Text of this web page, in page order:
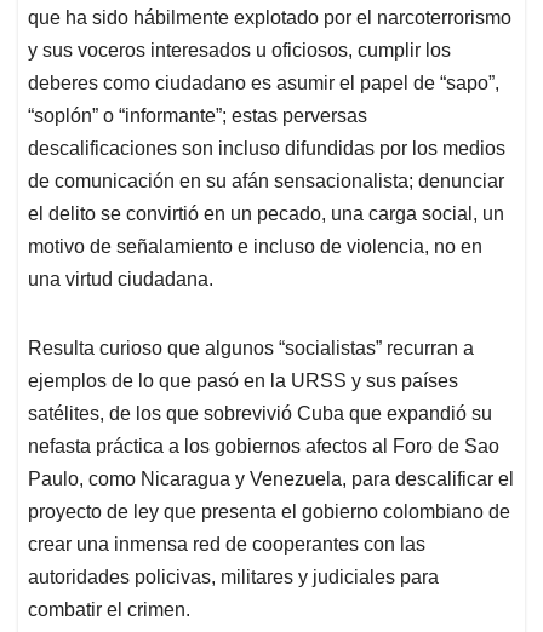
que ha sido hábilmente explotado por el narcoterrorismo
y sus voceros interesados u oficiosos, cumplir los
deberes como ciudadano es asumir el papel de “sapo”,
“soplón” o “informante”; estas perversas
descalificaciones son incluso difundidas por los medios
de comunicación en su afán sensacionalista; denunciar
el delito se convirtió en un pecado, una carga social, un
motivo de señalamiento e incluso de violencia, no en
una virtud ciudadana.
Resulta curioso que algunos “socialistas” recurran a
ejemplos de lo que pasó en la URSS y sus países
satélites, de los que sobrevivió Cuba que expandió su
nefasta práctica a los gobiernos afectos al Foro de Sao
Paulo, como Nicaragua y Venezuela, para descalificar el
proyecto de ley que presenta el gobierno colombiano de
crear una inmensa red de cooperantes con las
autoridades policivas, militares y judiciales para
combatir el crimen.